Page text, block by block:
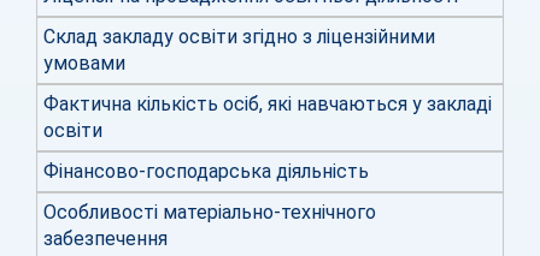
Склад закладу освіти згідно з ліцензійними
умовами
Фактична кількість осіб, які навчаються у закладі
освіти
Фінансово-господарська діяльність
Особливості матеріально-технічного
забезпечення